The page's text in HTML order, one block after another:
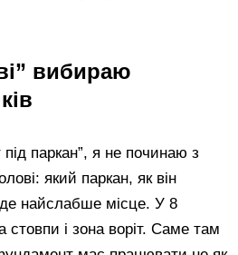
вибираю
паркан”, я не починаю з
який паркан, як він
де найслабше місце. У 8
стовпи і зона воріт. Саме там